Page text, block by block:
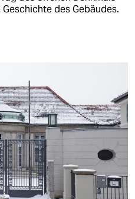
des Gebäudes.